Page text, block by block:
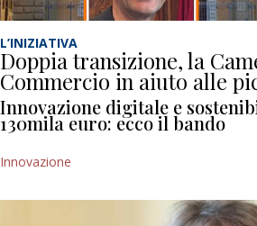
L’INIZIATIVA
Doppia transizione, la
Commercio in aiuto alle
Innovazione digitale e
130mila euro: ecco il bando
Innovazione